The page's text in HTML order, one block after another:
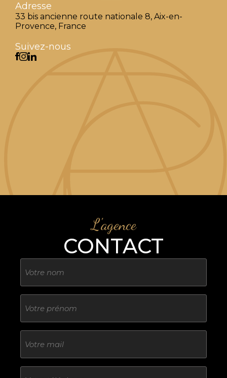
Adresse
33 bis ancienne route nationale 8, Aix-en-
Provence, France
Suivez-nous
L'agence
CONTACT
Nom
Sans
titre
E-
mail
Téléphone